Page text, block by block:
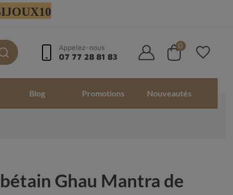
Appelez-nous
07 77 28 81 83
0
Blog Promotions Nouveautés
Ghau Mantra de